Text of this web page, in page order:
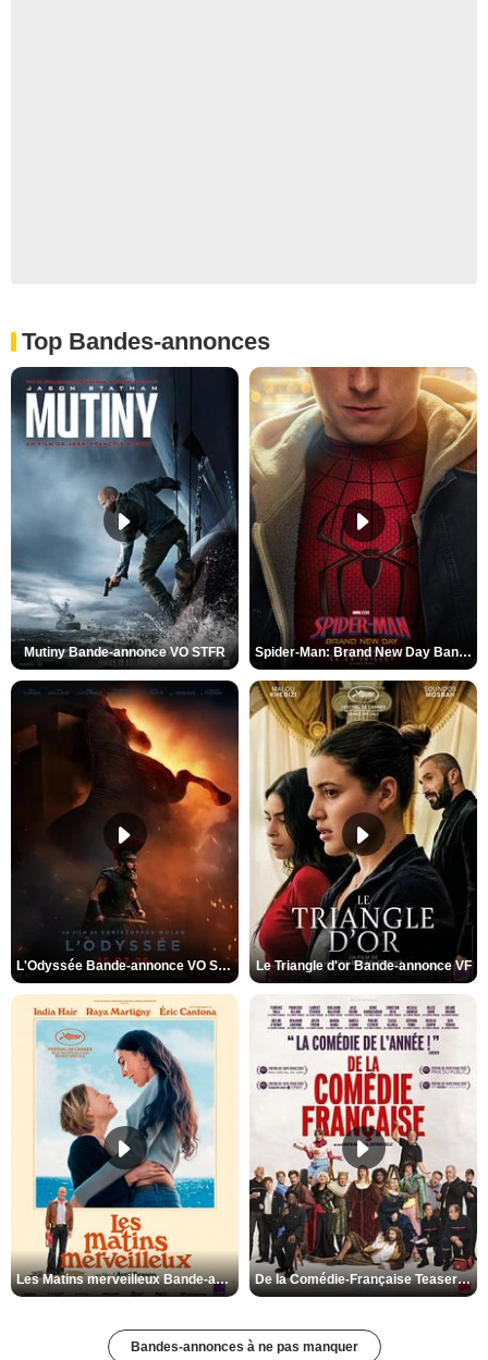
Top Bandes-annonces
Mutiny Bande-annonce VO STFR Spider-Man: Brand New Day Bande-annonce VO STFR
L'Odyssée Bande-annonce VO STFR Le Triangle d'or Bande-annonce VF
Les Matins merveilleux Bande-annonce VF De la Comédie-Française Teaser VF
Bandes-annonces à ne pas manquer